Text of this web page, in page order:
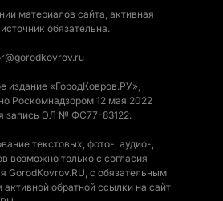
материалов сайта, активная
обязательна.
издание «ГородКовров.РУ»,
Роскомнадзором 12 мая 2022
запись ЭЛ № ФС77-83122.
текстовых, фото-, аудио-,
возможно только с согласия
GorodKovrov.RU, с обязательным
активной обратной ссылки на сайт